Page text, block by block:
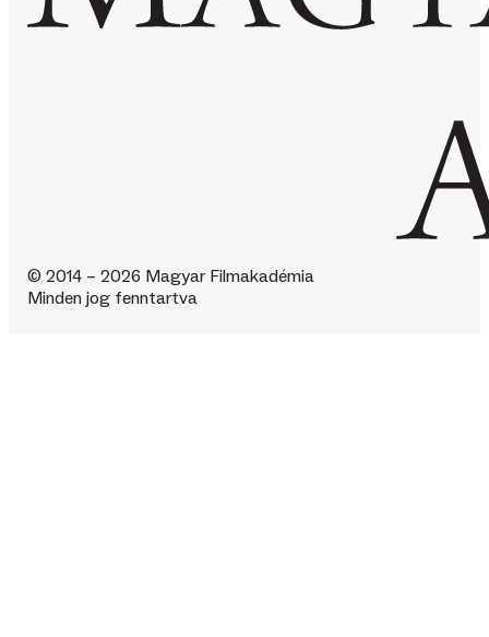
© 2014 – 2026 Magyar Filmakadémia
Minden jog fenntartva